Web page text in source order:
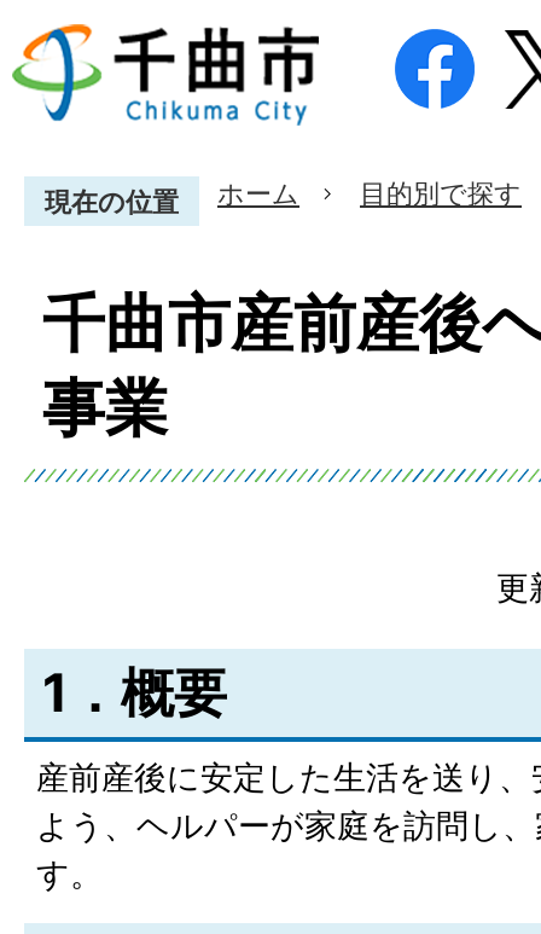
現在の位置 ホーム 目的別で探す
千曲市産前産後
事業
更
1．概要
産前産後に安定した生活を送り
よう、ヘルパーが家庭を訪問し
す。